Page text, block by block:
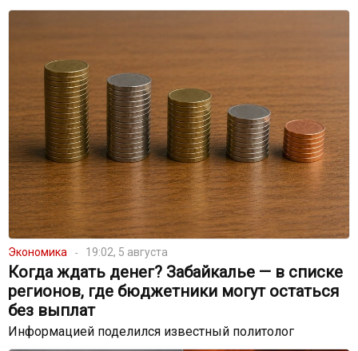
Экономика 19:02, 5 августа
Когда ждать денег? Забайкалье — в списке
регионов, где бюджетники могут остаться
без выплат
Информацией поделился известный политолог